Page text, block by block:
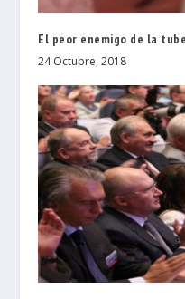
El peor enemigo de la
24 Octubre, 2018